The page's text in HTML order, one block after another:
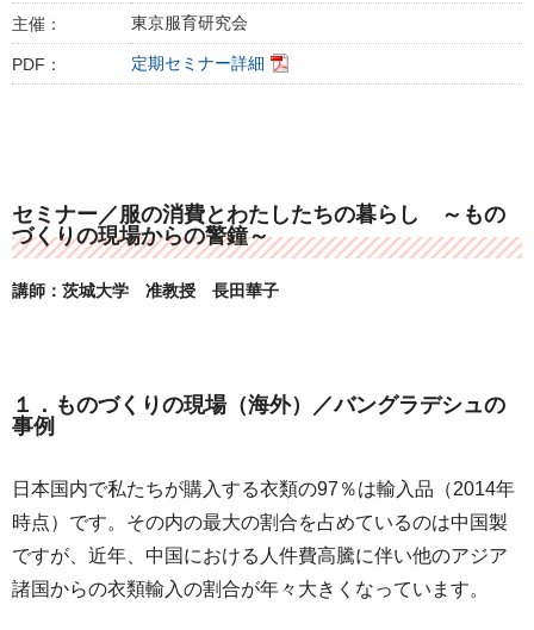
主催： 東京服育研究会
PDF： 定期セミナー詳細
セミナー／服の消費とわたしたちの暮らし ～もの
づくりの現場からの警鐘～
講師：茨城大学 准教授 長田華子
１．ものづくりの現場（海外）／バングラデシュの
事例
日本国内で私たちが購入する衣類の97％は輸入品（2014年
時点）です。その内の最大の割合を占めているのは中国製
ですが、近年、中国における人件費高騰に伴い他のアジア
諸国からの衣類輸入の割合が年々大きくなっています。